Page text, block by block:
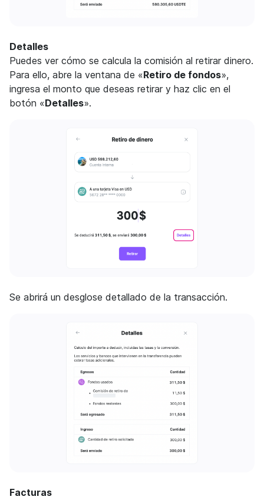
Detalles
Puedes ver cómo se calcula la comisión al retirar dinero.
Para ello, abre la ventana de «Retiro de fondos»,
ingresa el monto que deseas retirar y haz clic en el
botón «Detalles».
Se abrirá un desglose detallado de la transacción.
Facturas